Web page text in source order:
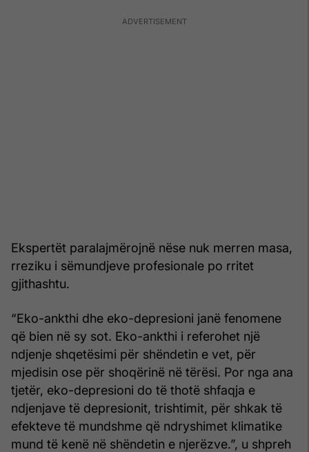
Ekspertët paralajmërojnë nëse nuk merren masa,
rreziku i sëmundjeve profesionale po rritet
gjithashtu.
“Eko-ankthi dhe eko-depresioni janë fenomene
që bien në sy sot. Eko-ankthi i referohet një
ndjenje shqetësimi për shëndetin e vet, për
mjedisin ose për shoqërinë në tërësi. Por nga ana
tjetër, eko-depresioni do të thotë shfaqja e
ndjenjave të depresionit, trishtimit, për shkak të
efekteve të mundshme që ndryshimet klimatike
mund të kenë në shëndetin e njerëzve.”, u shpreh